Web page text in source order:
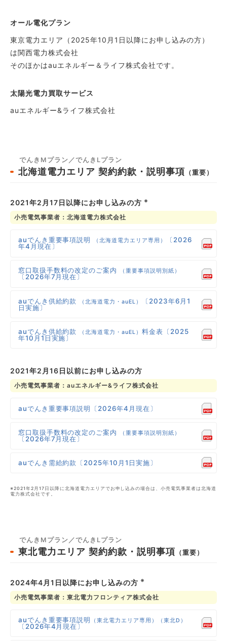
オール電化プラン
東京電力エリア（2025年10月1日以降にお申し込みの方）
は関西電力株式会社
そのほかはauエネルギー＆ライフ株式会社です。
太陽光電力買取サービス
auエネルギー&ライフ株式会社
でんきMプラン／でんきLプラン
北海道電力エリア契約約款・説明事項 （重要）
2021年2月17日以降にお申し込みの方 ※
小売電気事業者：北海道電力株式会社
auでんき重要事項説明 （北海道電力エリア専用）
〔2026
年4月現在〕
窓口取扱手数料の改定のご案内 （重要事項説明別紙）
〔2026年7月現在〕
auでんき供給約款 （北海道電力・auEL）
〔2023年6月1
日実施〕
auでんき供給約款 （北海道電力・auEL）料金表〔2025
年10月1日実施〕
2021年2月16日以前にお申し込みの方
小売電気事業者：auエネルギー&ライフ株式会社
auでんき重要事項説明〔2026年4月現在〕
窓口取扱手数料の改定のご案内 （重要事項説明別紙）
〔2026年7月現在〕
auでんき需給約款〔2025年10月1日実施〕
※2021年2月17日以降に北海道電力エリアでお申し込みの場合は、小売電気事業者は北海道
電力株式会社です。
でんきMプラン／でんきLプラン
東北電力エリア契約約款・説明事項 （重要）
2024年4月1日以降にお申し込みの方 ※
小売電気事業者：東北電力フロンティア株式会社
auでんき重要事項説明 （東北電力エリア専用）（東北D）
〔2026年4月現在〕